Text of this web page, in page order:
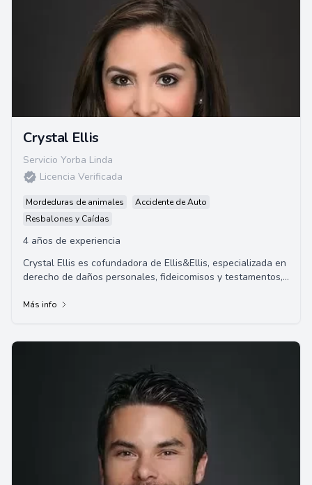
Crystal Ellis
Servicio Yorba Linda
Licencia Verificada
Mordeduras de animales
Accidente de Auto
Resbalones y Caídas
4 años de experiencia
Crystal Ellis es cofundadora de Ellis&Ellis, especializada en
derecho de daños personales, fideicomisos y testamentos,
Más info